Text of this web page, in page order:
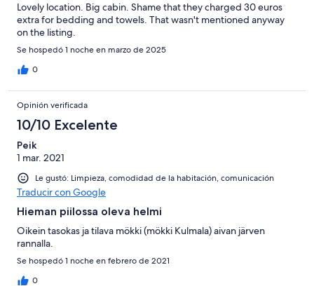
Lovely location. Big cabin. Shame that they charged 30 euros
extra for bedding and towels. That wasn't mentioned anyway
on the listing.
Se hospedó 1 noche en marzo de 2025
0
Opinión verificada
10/10 Excelente
Peik
1 mar. 2021
Le gustó: Limpieza, comodidad de la habitación, comunicación
Traducir con Google
Hieman piilossa oleva helmi
Oikein tasokas ja tilava mökki (mökki Kulmala) aivan järven
rannalla.
Se hospedó 1 noche en febrero de 2021
0